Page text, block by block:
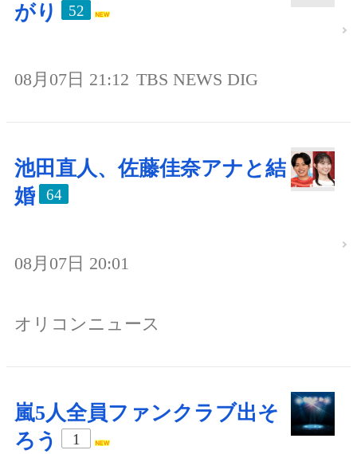
がり
52
08月07日 21:12 TBS NEWS DIG
池田直人、佐藤佳奈アナと結
婚
64
08月07日 20:01
オリコンニュース
嵐5人全員ファンクラブ出そ
ろう
1